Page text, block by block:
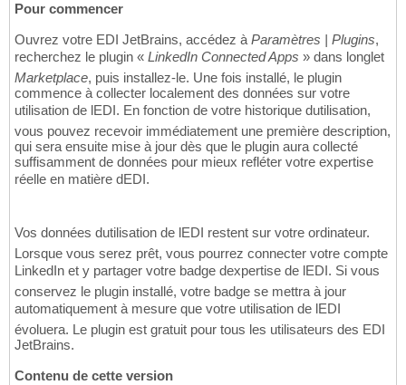
Pour commencer
Ouvrez votre EDI JetBrains, accédez à Paramètres | Plugins,
recherchez le plugin « LinkedIn Connected Apps » dans longlet
Marketplace, puis installez-le. Une fois installé, le plugin
commence à collecter localement des données sur votre
utilisation de lEDI. En fonction de votre historique dutilisation,
vous pouvez recevoir immédiatement une première description,
qui sera ensuite mise à jour dès que le plugin aura collecté
suffisamment de données pour mieux refléter votre expertise
réelle en matière dEDI.
Vos données dutilisation de lEDI restent sur votre ordinateur.
Lorsque vous serez prêt, vous pourrez connecter votre compte
LinkedIn et y partager votre badge dexpertise de lEDI. Si vous
conservez le plugin installé, votre badge se mettra à jour
automatiquement à mesure que votre utilisation de lEDI
évoluera. Le plugin est gratuit pour tous les utilisateurs des EDI
JetBrains.
Contenu de cette version